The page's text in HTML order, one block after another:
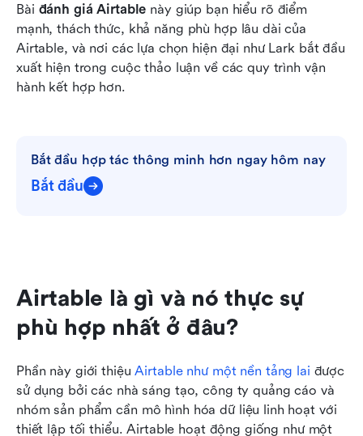
Bài đánh giá Airtable này giúp bạn hiểu rõ điểm
mạnh, thách thức, khả năng phù hợp lâu dài của
Airtable, và nơi các lựa chọn hiện đại như Lark bắt đầu
xuất hiện trong cuộc thảo luận về các quy trình vận
hành kết hợp hơn.
Bắt đầu hợp tác thông minh hơn ngay hôm nay
Bắt đầu
Airtable là gì và nó thực sự
phù hợp nhất ở đâu?
Phần này giới thiệu Airtable như một nền tảng lai được
sử dụng bởi các nhà sáng tạo, công ty quảng cáo và
nhóm sản phẩm cần mô hình hóa dữ liệu linh hoạt với
thiết lập tối thiểu. Airtable hoạt động giống như một
Danh sách kiểm tra cuối cùng: Bạn nên chọn
Airtable hay Lark
Kết luận